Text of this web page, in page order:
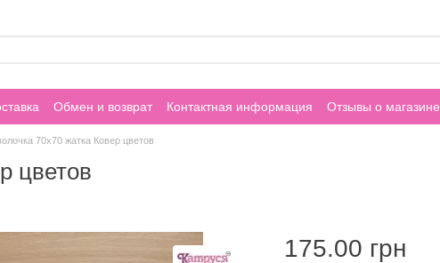
Обмен и возврат Контактная информация Отзывы о магазине
70х70 жатка Ковер цветов
цветов
175.00 грн